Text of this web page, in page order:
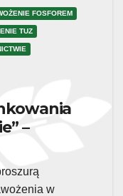
FOSFOREM
TUZ
–
w